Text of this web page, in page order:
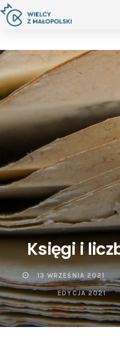
Skip
links
Skip
to
navigation
Skip
to
content
Księgi i
13 WRZEŚNIA 2021
EDYCJA 2021